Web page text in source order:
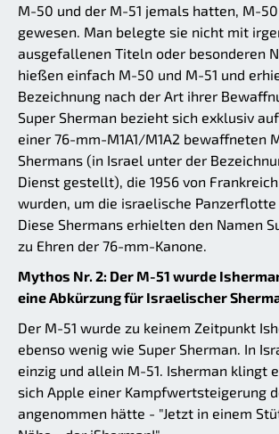
M-50 und der M-51 jemals hatten, M-50
gewesen. Man belegte sie nicht mit
ausgefallenen Titeln oder besonderen
hießen einfach M-50 und M-51 und
Bezeichnung nach der Art ihrer
Super Sherman bezieht sich exklusiv
einer 76-mm-M1A1/M1A2 bewaffneten
Shermans (in Israel unter der
Dienst gestellt), die 1956 von
wurden, um die israelische Panzerflotte
Diese Shermans erhielten den Namen
zu Ehren der 76-mm-Kanone.
Mythos Nr. 2: Der M-51 wurde
eine Abkürzung für Israelischer
Der M-51 wurde zu keinem Zeitpunkt
ebenso wenig wie Super Sherman. In
einzig und allein M-51. Isherman klingt
sich Apple einer Kampfwertsteigerung
angenommen hätte - "Jetzt in einem